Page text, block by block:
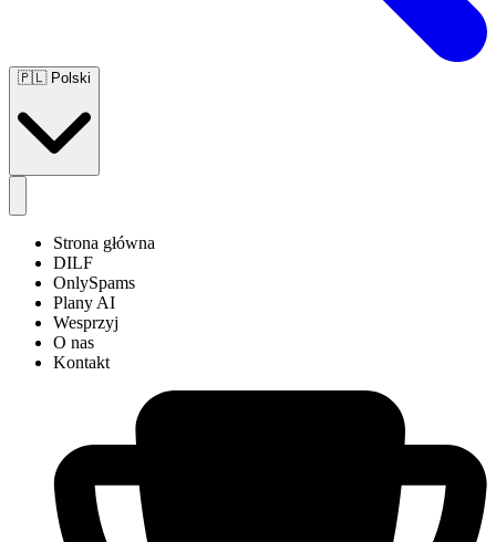
🇵🇱 Polski
Strona główna
DILF
OnlySpams
Plany AI
Wesprzyj
O nas
Kontakt